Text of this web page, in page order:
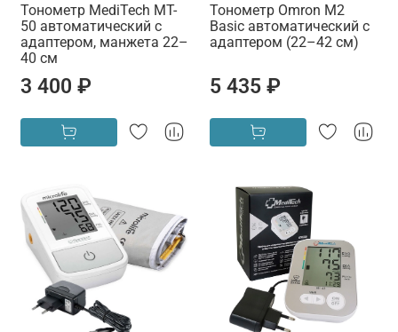
Тонометр MediTech MT-
50 автоматический с
адаптером, манжета 22–
40 см
3 400 ₽
Тонометр Omron M2
Basic автоматический с
адаптером (22–42 см)
5 435 ₽